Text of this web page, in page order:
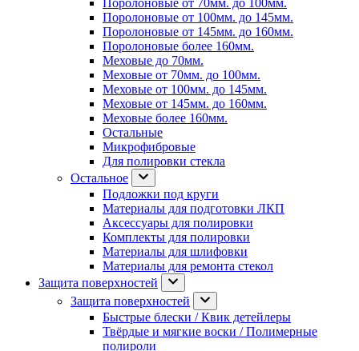
Поролоновые от 100мм. до 145мм.
Поролоновые от 145мм. до 160мм.
Поролоновые более 160мм.
Меховые до 70мм.
Меховые от 70мм. до 100мм.
Меховые от 100мм. до 145мм.
Меховые от 145мм. до 160мм.
Меховые более 160мм.
Остальные
Микрофибровые
Для полировки стекла
Остальное
Подложки под круги
Материалы для подготовки ЛКП
Аксессуары для полировки
Комплекты для полировки
Материалы для шлифовки
Материалы для ремонта стекол
Защита поверхностей
Защита поверхностей
Быстрые блески / Квик детейлеры
Твёрдые и мягкие воски / Полимерные
полироли